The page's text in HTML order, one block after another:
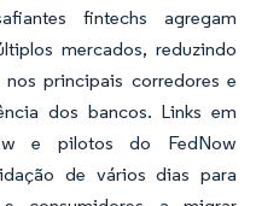
fintechs agregam
mercados, reduzindo
principais corredores e
dos bancos. Links em
e pilotos do FedNow
de vários dias para